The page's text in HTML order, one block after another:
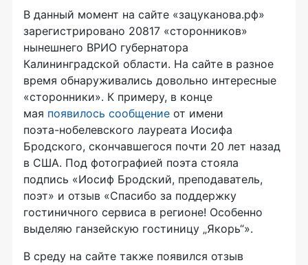
В данный момент на сайте «зацуканова.рф»
зарегистрировано 20817 «сторонников»
нынешнего ВРИО губернатора
Калининградской области. На сайте в разное
время обнаруживались довольно интересные
«сторонники». К примеру, в конце
мая появилось сообщение от имени
поэта-нобелевского лауреата Иосифа
Бродского, скончавшегося почти 20 лет назад
в США. Под фотографией поэта стояла
подпись «Иосиф Бродский, преподаватель,
поэт» и отзыв «Спасибо за поддержку
гостиничного сервиса в регионе! Особенно
выделяю ганзейскую гостиницу „Якорь“».
В среду на сайте также появился отзыв